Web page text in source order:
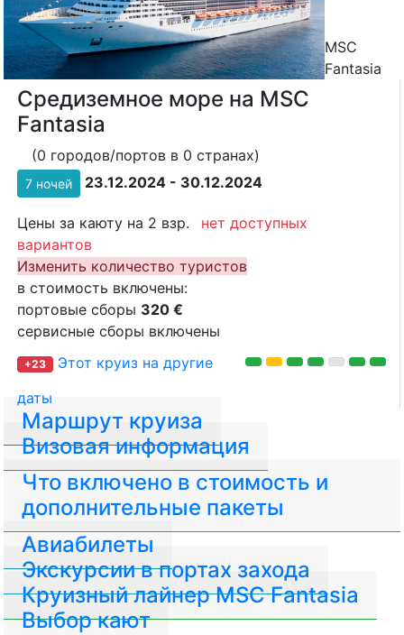
MSC
Fantasia
Средиземное море на MSC
Fantasia
(0 городов/портов в 0 странах)
7 ночей 23.12.2024 - 30.12.2024
Цены за каюту на 2 взр.
нет доступных
вариантов
Изменить количество туристов
в стоимость включены:
портовые сборы 320 €
сервисные сборы включены
+23
Этот круиз на другие
даты
Маршрут круиза
Визовая информация
Авиабилеты
Что включено в стоимость и
дополнительные пакеты
Экскурсии в портах захода
Круизный лайнер MSC Fantasia
Выбор кают